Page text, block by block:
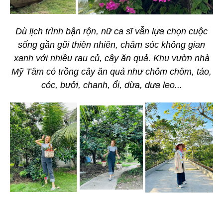
Dù lịch trình bận rộn, nữ ca sĩ vẫn lựa chọn cuộc
sống gần gũi thiên nhiên, chăm sóc không gian
xanh với nhiều rau củ, cây ăn quả. Khu vườn nhà
Mỹ Tâm có trồng cây ăn quả như chôm chôm, táo,
cóc, bưởi, chanh, ổi, dừa, dưa leo...